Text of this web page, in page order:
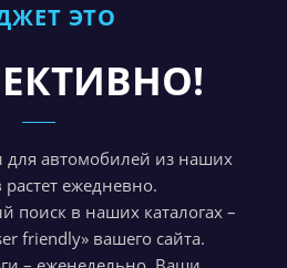
ЭТО
для автомобилей из наших
растет ежедневно.
поиск в наших каталогах –
friendly» вашего сайта.